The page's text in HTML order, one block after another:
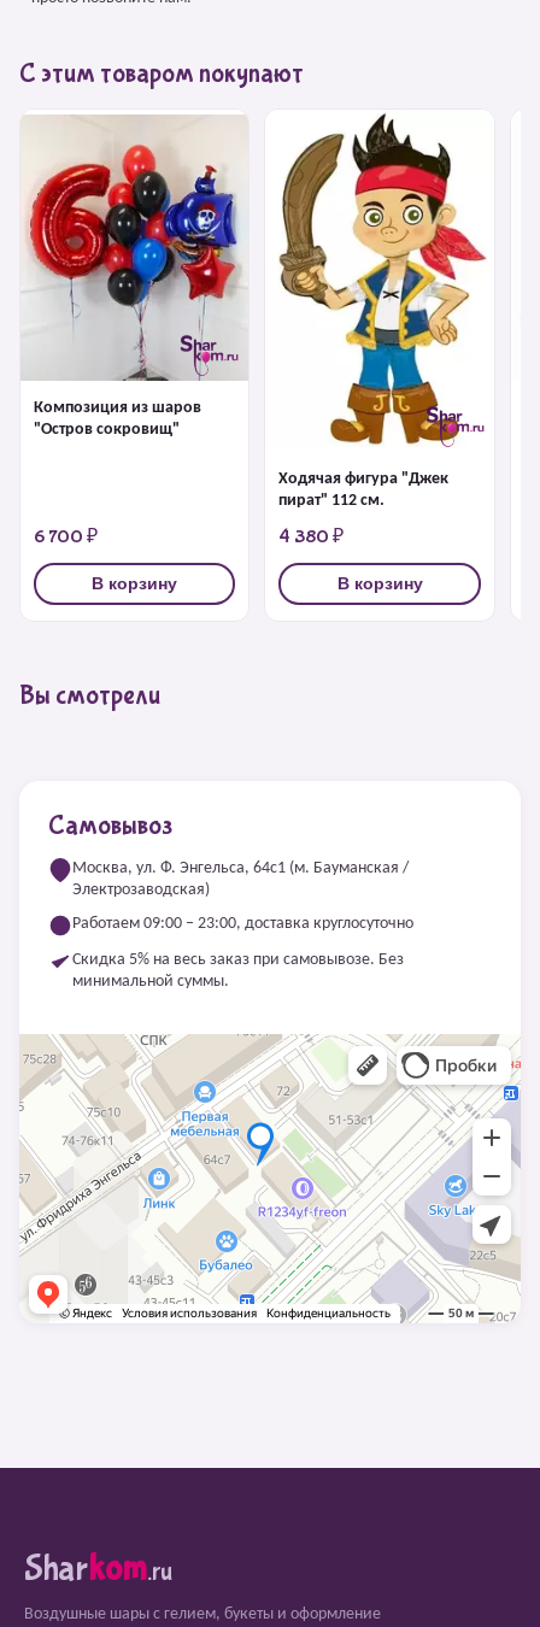
С этим товаром покупают
Композиция из шаров
"Остров сокровищ"
6 700 ₽
В корзину
Ходячая фигура "Джек
пират" 112 см.
4 380 ₽
В корзину
Вы смотрели
Самовывоз
Москва, ул. Ф. Энгельса, 64с1 (м. Бауманская /
Электрозаводская)
Работаем 09:00 – 23:00, доставка круглосуточно
Скидка 5% на весь заказ при самовывозе. Без
минимальной суммы.
Sharkom.ru
Воздушные шары с гелием, букеты и оформление